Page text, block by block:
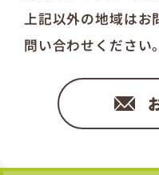
上記以外の地域はお
問い合わせください。